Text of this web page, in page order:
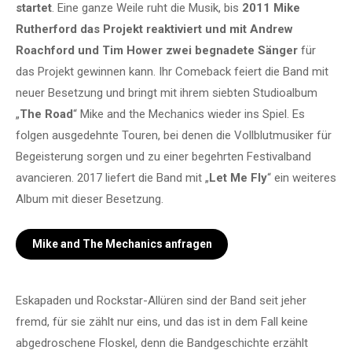
startet. Eine ganze Weile ruht die Musik, bis 2011 Mike
Rutherford das Projekt reaktiviert und mit Andrew
Roachford und Tim Hower zwei begnadete Sänger für
das Projekt gewinnen kann. Ihr Comeback feiert die Band mit
neuer Besetzung und bringt mit ihrem siebten Studioalbum
„The Road“ Mike and the Mechanics wieder ins Spiel. Es
folgen ausgedehnte Touren, bei denen die Vollblutmusiker für
Begeisterung sorgen und zu einer begehrten Festivalband
avancieren. 2017 liefert die Band mit „Let Me Fly“ ein weiteres
Album mit dieser Besetzung.
Mike and The Mechanics anfragen
Eskapaden und Rockstar-Allüren sind der Band seit jeher
fremd, für sie zählt nur eins, und das ist in dem Fall keine
abgedroschene Floskel, denn die Bandgeschichte erzählt